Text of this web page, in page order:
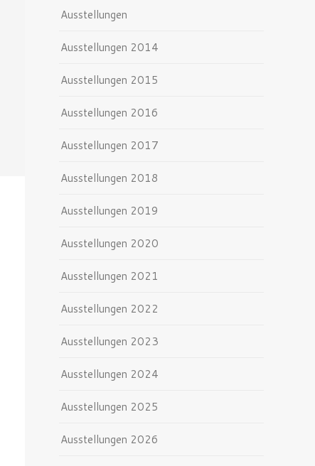
Ausstellungen
Ausstellungen 2014
Ausstellungen 2015
Ausstellungen 2016
Ausstellungen 2017
Ausstellungen 2018
Ausstellungen 2019
Ausstellungen 2020
Ausstellungen 2021
Ausstellungen 2022
Ausstellungen 2023
Ausstellungen 2024
Ausstellungen 2025
Ausstellungen 2026